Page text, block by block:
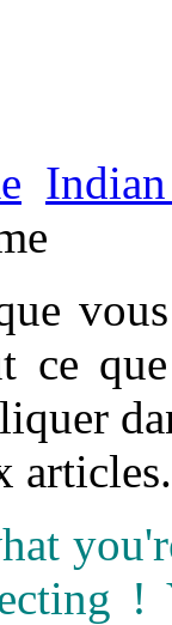
ce
articles.
!